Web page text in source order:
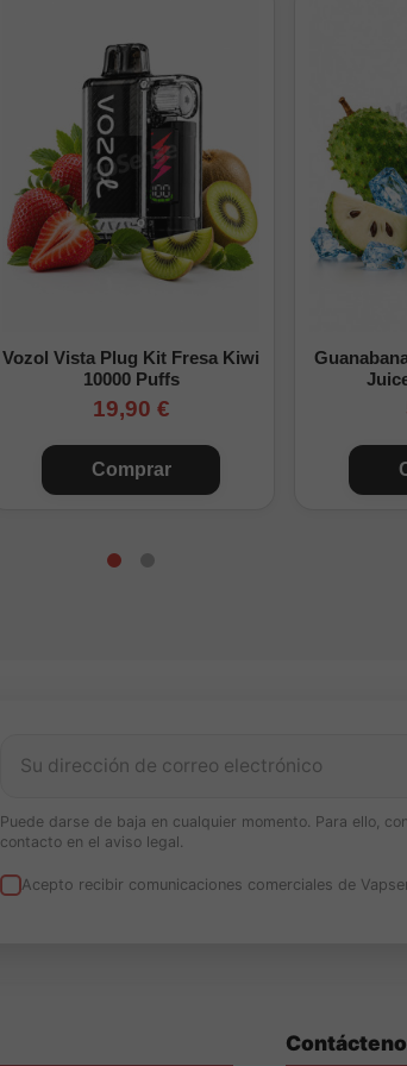
4 nicokits
0
1 nicokit 86ml
2 nicokits 76ml
Vozol Vista Plug Kit Fresa Kiwi
10000 Puffs
19,90 €
Comprar
Puede darse de baja en cualquier momento. Para ello,
contacto en el aviso legal.
Acepto recibir comunicaciones comerciales de